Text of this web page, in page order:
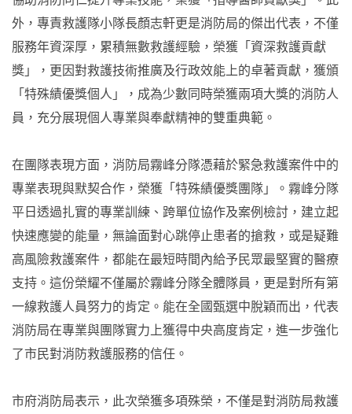
外，專責救護隊小隊長顏志軒更是消防局的傑出代表，不僅
服務年資深厚，累積無數救護經驗，榮獲「資深救護貢獻
獎」，更因對救護技術推廣及行政效能上的卓著貢獻，獲頒
「特殊績優獎個人」，成為少數同時榮獲兩項大獎的消防人
員，充分展現個人專業與奉獻精神的雙重典範。
在團隊表現方面，消防局霧峰分隊憑藉於緊急救護案件中的
專業表現與默契合作，榮獲「特殊績優獎團隊」。霧峰分隊
平日透過扎實的專業訓練、跨單位協作及案例檢討，建立起
快速應變的能量，無論面對心跳停止患者的搶救，或是疑難
高風險救護案件，都能在最短時間內給予民眾最堅實的醫療
支持。這份榮耀不僅屬於霧峰分隊全體隊員，更是對所有第
一線救護人員努力的肯定。能在全國甄選中脫穎而出，代表
消防局在專業與團隊實力上獲得中央高度肯定，進一步強化
了市民對消防救護服務的信任。
市府消防局表示，此次榮獲多項殊榮，不僅是對消防局救護